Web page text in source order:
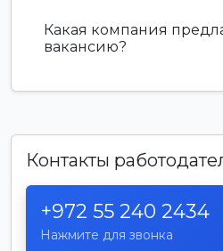
Какая компания
вакансию?
Контакты
+972 55 240 2434
Нажмите для звонка